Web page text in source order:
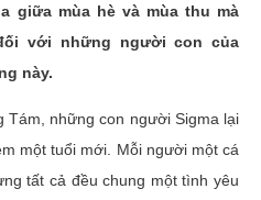
giữa mùa hè và mùa thu mà
với những người con của
này.
Tám, những con người Sigma lại
một tuổi mới. Mỗi người một cá
tất cả đều chung một tình yêu